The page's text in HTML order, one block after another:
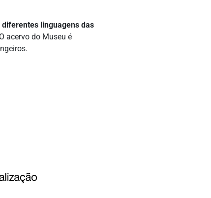
diferentes linguagens das
O acervo do Museu é